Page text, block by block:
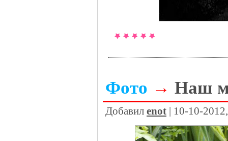
Фото → Наш
Добавил enot | 10-10-